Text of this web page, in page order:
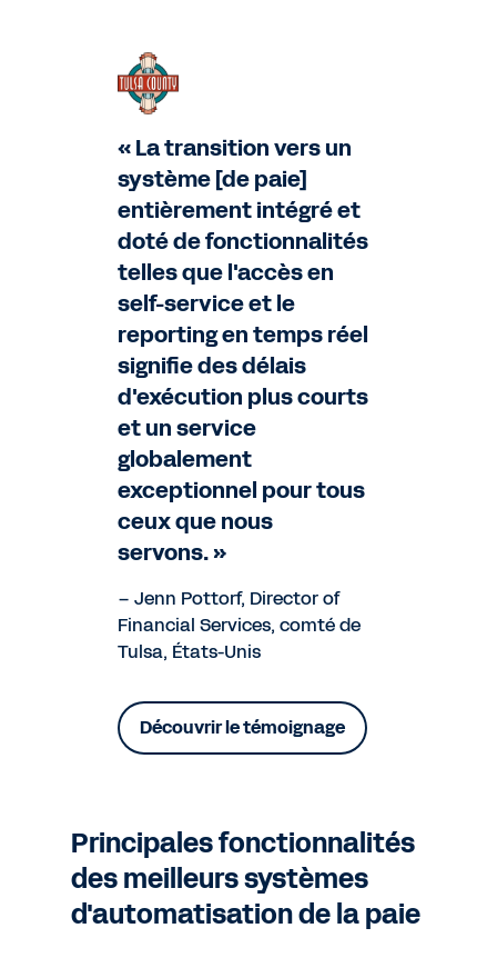
« La transition vers un
système [de paie]
entièrement intégré et
doté de fonctionnalités
telles que l'accès en
self-service et le
reporting en temps réel
signifie des délais
d'exécution plus courts
et un service
globalement
exceptionnel pour tous
ceux que nous
servons. »
– Jenn Pottorf, Director of
Financial Services, comté de
Tulsa, États-Unis
Découvrir le témoignage
Principales fonctionnalités
des meilleurs systèmes
d'automatisation de la paie